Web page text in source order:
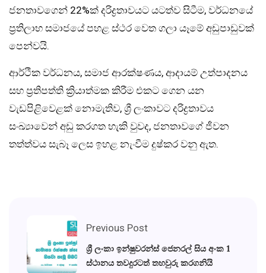
ජනතාවගෙන් 22%ක් දරිද්‍රතාවයට යටත්ව සිටීම, වර්ධනයේ
ප්‍රතිලාභ සමාජයේ පහළ ස්ථර වෙත ගලා යෑමේ අඩුපාඩුවක්
පෙන්වයි.
ආර්ථික වර්ධනය, සමාජ ආරක්ෂණය, ආදායම් උත්පාදනය
සහ ප්‍රතිපත්ති ක්‍රියාත්මක කිරීම එකට ගෙන යන
වැඩපිළිවෙළක් නොමැතිව, ශ්‍රී ලංකාවට දරිද්‍රතාවය
සංඛ්‍යාවෙන් අඩු කරගත හැකි වුවද, ජනතාවගේ ජීවන
තත්ත්වය සැබෑ ලෙස ඉහළ නැංවීම දුෂ්කර වනු ඇත.
Previous Post
ශ්‍රී ලංකා ඉන්ෂුවරන්ස් ජෙනරල් සිය අංක 1
ස්ථානය තවදුරටත් තහවුරු කරගනියි